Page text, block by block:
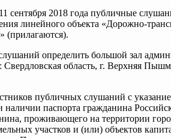
сентября 2018 года публичные
линейного объекта «Дорожно-
(прилагаются).
определить большой зал
область, г. Верхняя
публичных слушаний с
наличии паспорта гражданина
проживающего на территории
участков и (или) объектов